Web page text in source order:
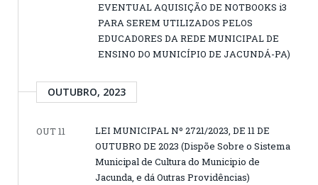
EVENTUAL AQUISIÇÃO DE NOTBOOKS i3
PARA SEREM UTILIZADOS PELOS
EDUCADORES DA REDE MUNICIPAL DE
ENSINO DO MUNICÍPIO DE JACUNDÁ-PA)
OUTUBRO, 2023
OUT 11
LEI MUNICIPAL Nº 2721/2023, DE 11 DE
OUTUBRO DE 2023 (Dispõe Sobre o Sistema
Municipal de Cultura do Municipio de
Jacunda, e dá Outras Providências)